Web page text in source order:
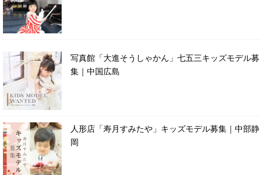
写真館「大進そうしゃかん」七五三キッズモデル募
集｜中国広島
人形店「寿月すみたや」キッズモデル募集｜中部静
岡